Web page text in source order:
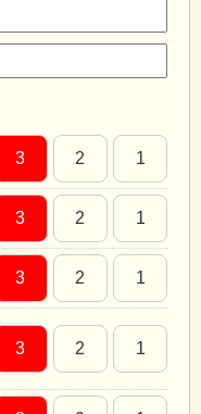
3 2 1
3 2 1
3 2 1
3 2 1